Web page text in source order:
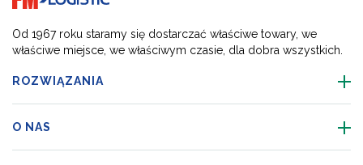
Od 1967 roku staramy się dostarczać właściwe towary, we
właściwe miejsce, we właściwym czasie, dla dobra wszystkich.
ROZWIĄZANIA
O NAS